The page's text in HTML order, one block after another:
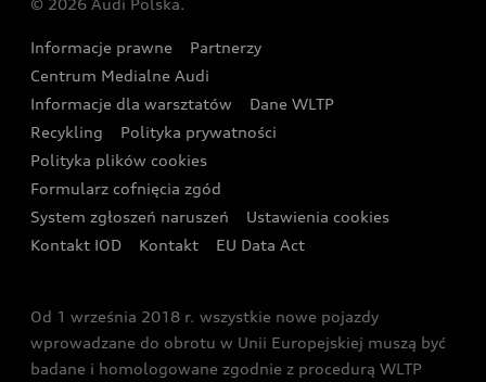
Wyszukaj najbliższego Partnera Audi
Oferta dla przedsiębiorców
Oferta dla klientów prywatnych
Kalkulator rat
Ubezpieczenie
Audi exclusive
Zasięg
Gwarancja
Akcje serwisowe Audi
Katalog online akcesoriów
Audi i Muzeum Sztuki Nowoczesnej w Warszawie
Audi driving experience
Audi quattro Cup
Audi i Puchar Świata w Skokach Narciarskich w
Zakopanem
© 2026 Audi Polska.
Informacje prawne
Partnerzy
Centrum Medialne Audi
Informacje dla warsztatów
Dane WLTP
Recykling
Polityka prywatności
Polityka plików cookies
Formularz cofnięcia zgód
System zgłoszeń naruszeń
Ustawienia cookies
Kontakt IOD
Kontakt EU Data Act
Od 1 września 2018 r. wszystkie nowe pojazdy
wprowadzane do obrotu w Unii Europejskiej muszą być
badane i homologowane zgodnie z procedurą WLTP